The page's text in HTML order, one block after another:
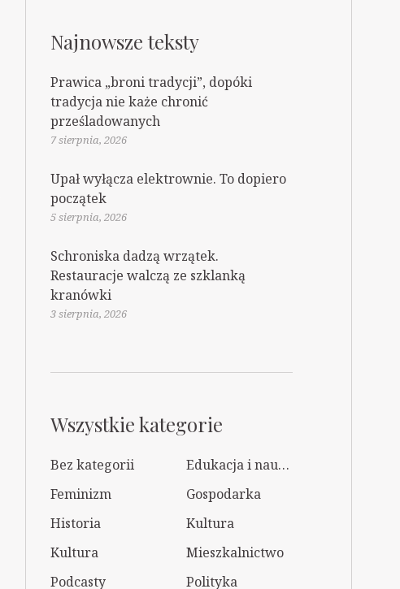
Najnowsze teksty
Prawica „broni tradycji”, dopóki
tradycja nie każe chronić
prześladowanych
7 sierpnia, 2026
Upał wyłącza elektrownie. To dopiero
początek
5 sierpnia, 2026
Schroniska dadzą wrzątek.
Restauracje walczą ze szklanką
kranówki
3 sierpnia, 2026
Wszystkie kategorie
Bez kategorii
Edukacja i nauka
Feminizm
Gospodarka
Historia
Kultura
Kultura
Mieszkalnictwo
Podcasty
Polityka